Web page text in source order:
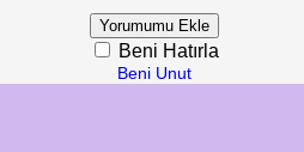
Beni Hatırla
Beni Unut